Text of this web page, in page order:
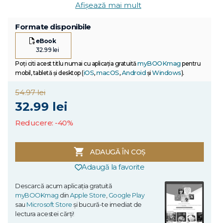
Afișează mai mult
Formate disponibile
eBook
32.99 lei
Poți citi acest titlu numai cu aplicația gratuitămyBOOKmag pentru
mobil, tabletă și desktop (iOS,macOS,Android și Windows).
54.97 lei
32.99 lei
Reducere: -40%
ADAUGĂ ÎN COȘ
Adaugă la favorite
Descarcă acum aplicația gratuită
myBOOKmag dinApple Store,Google Play
sau Microsoft Storeși bucură-te imediat de
lectura acestei cărți!